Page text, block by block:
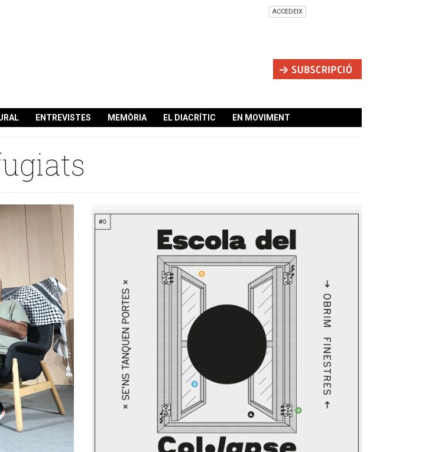
ACCEDEIX
ENTREVISTES MEMÒRIA EL DIACRÍTIC EN MOVIMENT